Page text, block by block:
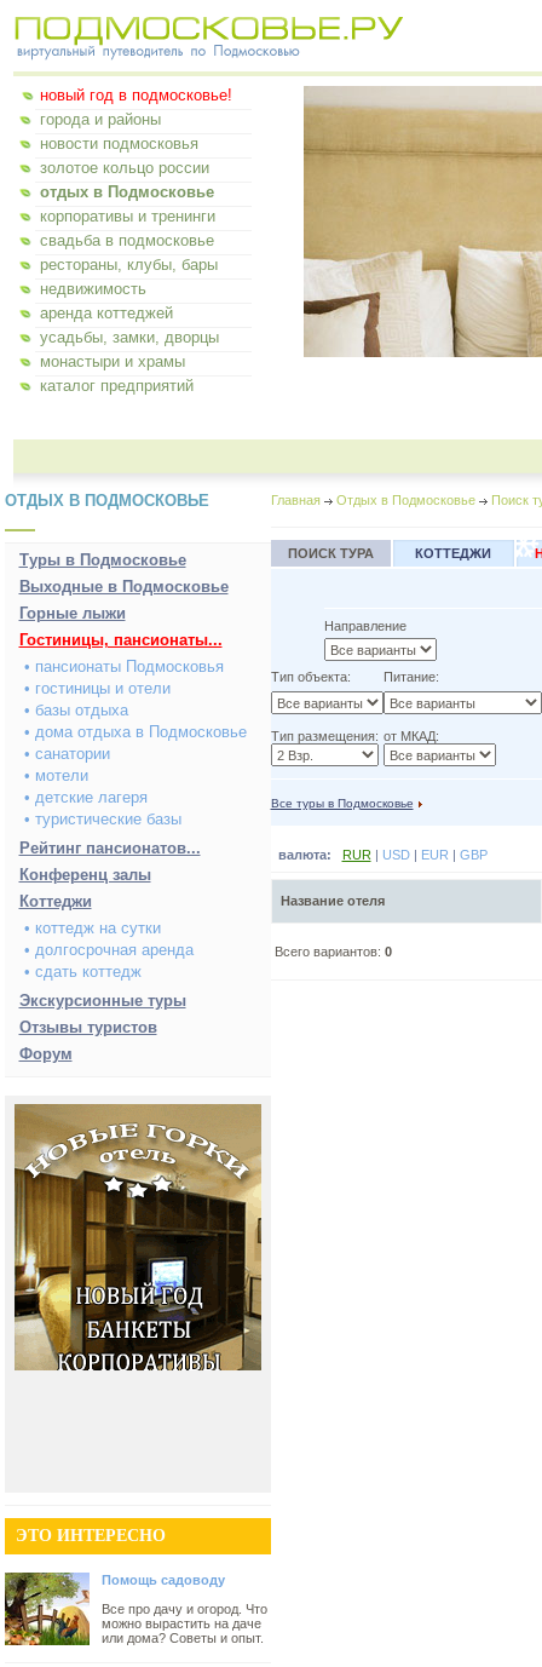
новый год в подмосковье!
города и районы
новости подмосковья
золотое кольцо россии
отдых в Подмосковье
корпоративы и тренинги
свадьба в подмосковье
рестораны, клубы, бары
недвижимость
аренда коттеджей
усадьбы, замки, дворцы
монастыри и храмы
каталог предприятий
ОТДЫХ В ПОДМОСКОВЬЕ
Туры в Подмосковье
Выходные в Подмосковье
Горные лыжи
Гостиницы, пансионаты...
• пансионаты Подмосковья
• гостиницы и отели
• базы отдыха
• дома отдыха в Подмосковье
• санатории
• мотели
• детские лагеря
• туристические базы
Рейтинг пансионатов...
Конференц залы
Коттеджи
• коттедж на сутки
• долгосрочная аренда
• сдать коттедж
Экскурсионные туры
Отзывы туристов
Форум
ЭТО ИНТЕРЕСНО
Помощь садоводу
Все про дачу и огород. Что
можно вырастить на даче
или дома? Советы и опыт.
Главная Отдых в Подмосковье Поиск
ПОИСК ТУРА КОТТЕДЖИ
Направление
Тип объекта: Питание:
Тип размещения: от МКАД:
Все туры в Подмосковье
валюта: RUR| USD| EUR | GBP
Название отеля
Всего вариантов: 0